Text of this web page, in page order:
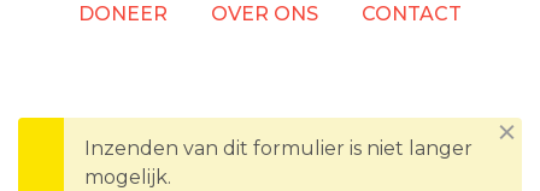
DONEER OVER ONS CONTACT
WAARSCHUWINGSBERICHT
Inzenden van dit formulier is niet langer
mogelijk.